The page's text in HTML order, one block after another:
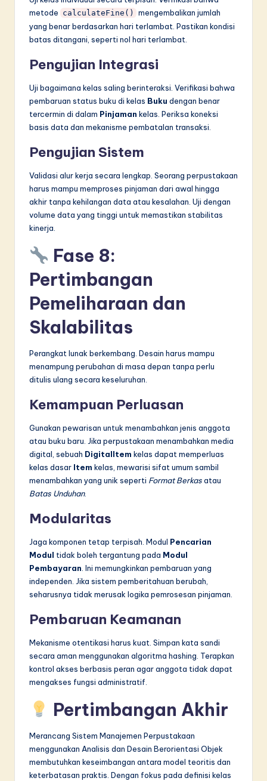
metode calculateFine()
mengembalikan jumlah
yang benar berdasarkan hari terlambat. Pastikan kondisi
batas ditangani, seperti nol hari terlambat.
Pengujian Integrasi
Uji bagaimana kelas saling berinteraksi. Verifikasi bahwa
pembaruan status buku di kelas Buku dengan benar
tercermin di dalam Pinjaman kelas. Periksa koneksi
basis data dan mekanisme pembatalan transaksi.
Pengujian Sistem
Validasi alur kerja secara lengkap. Seorang perpustakaan
harus mampu memproses pinjaman dari awal hingga
akhir tanpa kehilangan data atau kesalahan. Uji dengan
volume data yang tinggi untuk memastikan stabilitas
kinerja.
Fase 8:
Pertimbangan
Pemeliharaan dan
Skalabilitas
Perangkat lunak berkembang. Desain harus mampu
menampung perubahan di masa depan tanpa perlu
ditulis ulang secara keseluruhan.
Kemampuan Perluasan
Gunakan pewarisan untuk menambahkan jenis anggota
atau buku baru. Jika perpustakaan menambahkan media
digital, sebuah DigitalItem kelas dapat memperluas
kelas dasar Item kelas, mewarisi sifat umum sambil
menambahkan yang unik seperti Format Berkasatau
Batas Unduhan.
Modularitas
Jaga komponen tetap terpisah. Modul Pencarian
Modul tidak boleh tergantung pada Modul
Pembayaran . Ini memungkinkan pembaruan yang
independen. Jika sistem pemberitahuan berubah,
seharusnya tidak merusak logika pemrosesan pinjaman.
Pembaruan Keamanan
Mekanisme otentikasi harus kuat. Simpan kata sandi
secara aman menggunakan algoritma hashing. Terapkan
kontrol akses berbasis peran agar anggota tidak dapat
mengakses fungsi administratif.
Pertimbangan Akhir
Merancang Sistem Manajemen Perpustakaan
menggunakan Analisis dan Desain Berorientasi Objek
membutuhkan keseimbangan antara model teoritis dan
keterbatasan praktis. Dengan fokus pada definisi kelas